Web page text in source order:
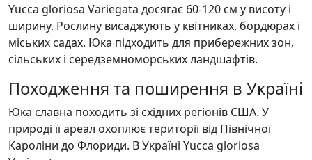
Yucca gloriosa Variegata досягає 60-120 см у висоту і
ширину. Рослину висаджують у квітниках, бордюрах і
міських садах. Юка підходить для прибережних зон,
сільських і середземноморських ландшафтів.
Походження та поширення в Україні
Юка славна походить зі східних регіонів США. У
природі її ареал охоплює території від Північної
Кароліни до Флориди. В Україні Yucca gloriosa